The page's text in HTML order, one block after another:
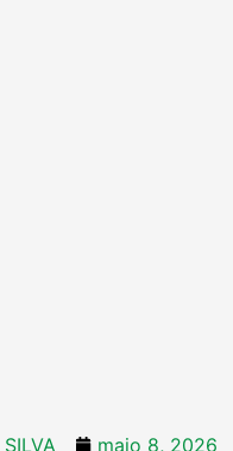
maio 8, 2026